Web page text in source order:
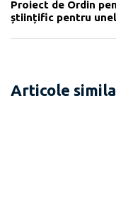
Proiect de Ordin
științific pentru
Articole